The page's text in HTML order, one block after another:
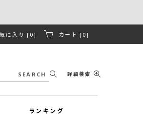
に入り [0] カート [0]
詳細検索
ランキング